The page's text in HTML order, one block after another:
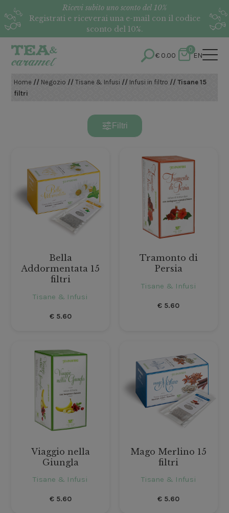
Ricevi subito uno sconto del 10%
Registrati e riceverai una e-mail con il codice
sconto del 10%.
€0.00
0
EN
Home // Negozio //Tisane & Infusi // Infusi in filtro // Tisane 15
filtri
Filtri
Bella
Addormentata 15
filtri
Tisane & Infusi
€5.60
Tramonto di
Persia
Tisane & Infusi
€ 5.60
Viaggio nella
Giungla
Tisane & Infusi
€5.60
Mago Merlino 15
filtri
Tisane & Infusi
€ 5.60